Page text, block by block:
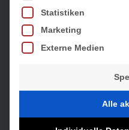
Statistiken
Marketing
Externe Medien
Alle